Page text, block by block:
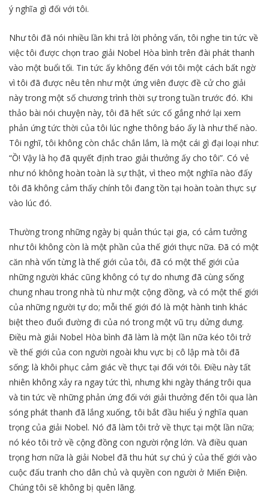
ý nghĩa gì đối với tôi.
Như tôi đã nói nhiều lần khi trả lời phỏng vấn, tôi nghe tin tức về
việc tôi được chọn trao giải Nobel Hòa bình trên đài phát thanh
vào một buổi tối. Tin tức ấy không đến với tôi một cách bất ngờ
vì tôi đã được nêu tên như một ứng viên được đề cử cho giải
này trong một số chương trình thời sự trong tuần trước đó. Khi
thảo bài nói chuyện này, tôi đã hết sức cố gắng nhớ lại xem
phản ứng tức thời của tôi lúc nghe thông báo ấy là như thế nào.
Tôi nghĩ, tôi không còn chắc chắn lắm, là một cái gì đại loại như:
“Ồ! Vậy là họ đã quyết định trao giải thưởng ấy cho tôi”. Có vẻ
như nó không hoàn toàn là sự thật, vì theo một nghĩa nào đấy
tôi đã không cảm thấy chính tôi đang tồn tại hoàn toàn thực sự
vào lúc đó.
Thường trong những ngày bị quản thúc tại gia, có cảm tưởng
như tôi không còn là một phần của thế giới thực nữa. Đã có một
căn nhà vốn từng là thế giới của tôi, đã có một thế giới của
những người khác cũng không có tự do nhưng đã cùng sống
chung nhau trong nhà tù như một cộng đồng, và có một thế giới
của những người tự do; mỗi thế giới đó là một hành tinh khác
biệt theo đuổi đường đi của nó trong một vũ trụ dửng dưng.
Điều mà giải Nobel Hòa bình đã làm là một lần nữa kéo tôi trở
về thế giới của con người ngoài khu vực bị cô lập mà tôi đã
sống; là khôi phục cảm giác về thực tại đối với tôi. Điều này tất
nhiên không xảy ra ngay tức thì, nhưng khi ngày tháng trôi qua
và tin tức về những phản ứng đối với giải thưởng đến tôi qua làn
sóng phát thanh đã lắng xuống, tôi bắt đầu hiểu ý nghĩa quan
trọng của giải Nobel. Nó đã làm tôi trở về thực tại một lần nữa;
nó kéo tôi trở về cộng đồng con người rộng lớn. Và điều quan
trọng hơn nữa là giải Nobel đã thu hút sự chú ý của thế giới vào
cuộc đấu tranh cho dân chủ và quyền con người ở Miến Điện.
Chúng tôi sẽ không bị quên lãng.